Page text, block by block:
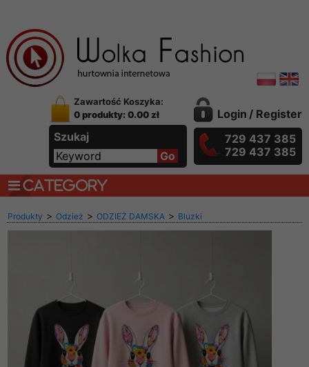
Zawartość Koszyka:
0 produkty: 0.00 zł
Szukaj
Login / Register
729 437 385
729 437 385
CATEGORY
Produkty > Odzież > ODZIEŻ DAMSKA > Bluzki